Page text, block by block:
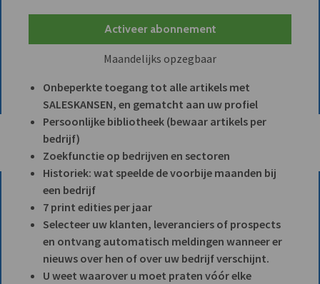
Activeer abonnement
Maandelijks opzegbaar
Onbeperkte toegang tot alle artikels met
SALESKANSEN, en gematcht aan uw profiel
Persoonlijke bibliotheek (bewaar artikels per
bedrijf)
Zoekfunctie op bedrijven en sectoren
Historiek: wat speelde de voorbije maanden bij
een bedrijf
7 print edities per jaar
Selecteer uw klanten, leveranciers of prospects
en ontvang automatisch meldingen wanneer er
nieuws over hen of over uw bedrijf verschijnt.
U weet waarover u moet praten vóór elke